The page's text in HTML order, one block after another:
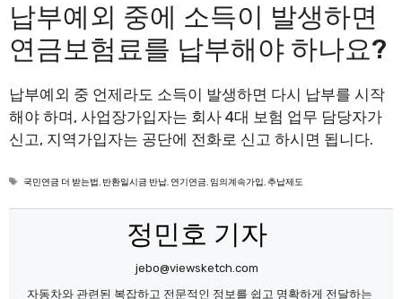
납부예외 중에 소득이 발생하면
연금보험료를 납부해야 하나요?
납부예외 중 언제라도 소득이 발생하면 다시 납부를 시작
해야 하며, 사업장가입자는 회사 4대 보험 업무 담당자가
신고, 지역가입자는 공단에 전화로 신고 하시면 됩니다.
태
국민연금 더 받는법, 반환일시금 반납, 연기연금, 임의계속가입, 추납제도
정민호 기자
jebo@viewsketch.com
자동차와 관련된 복잡하고 전문적인 정보를 쉽고 명확하게 전달하는